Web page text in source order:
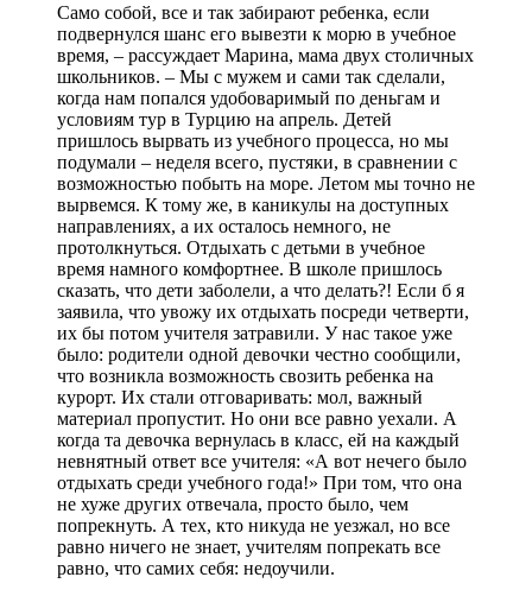
Само собой, все и так забирают ребенка, если
подвернулся шанс его вывезти к морю в учебное
время, – рассуждает Марина, мама двух столичных
школьников. – Мы с мужем и сами так сделали,
когда нам попался удобоваримый по деньгам и
условиям тур в Турцию на апрель. Детей
пришлось вырвать из учебного процесса, но мы
подумали – неделя всего, пустяки, в сравнении с
возможностью побыть на море. Летом мы точно не
вырвемся. К тому же, в каникулы на доступных
направлениях, а их осталось немного, не
протолкнуться. Отдыхать с детьми в учебное
время намного комфортнее. В школе пришлось
сказать, что дети заболели, а что делать?! Если б я
заявила, что увожу их отдыхать посреди четверти,
их бы потом учителя затравили. У нас такое уже
было: родители одной девочки честно сообщили,
что возникла возможность свозить ребенка на
курорт. Их стали отговаривать: мол, важный
материал пропустит. Но они все равно уехали. А
когда та девочка вернулась в класс, ей на каждый
невнятный ответ все учителя: «А вот нечего было
отдыхать среди учебного года!» При том, что она
не хуже других отвечала, просто было, чем
попрекнуть. А тех, кто никуда не уезжал, но все
равно ничего не знает, учителям попрекать все
равно, что самих себя: недоучили.